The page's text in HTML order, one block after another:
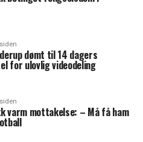
dømt til 14 dagers
for ulovlig videodeling
varm mottakelse: – Må få ham